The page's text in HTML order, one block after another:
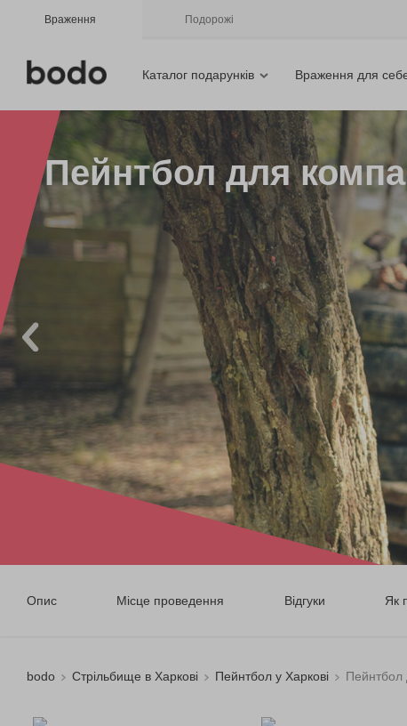
Враження Подорожі
Каталог подарунків Враження для
Пейнтбол для
Опис Місце проведення Відгуки Як
bodo Стрільбище в Харкові Пейнтбол у Харкові Пейнтбол